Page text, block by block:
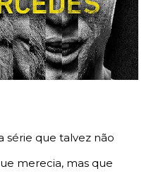
série que talvez não
merecia, mas que